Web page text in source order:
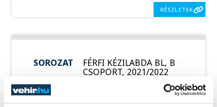
RÉSZLETEK
SOROZAT FÉRFI KÉZILABDA BL, B
CSOPORT, 2021/2022
HAZAI
TELEKOM VESZPRÉM
VENDÉG
IDŐPONT
2021. OKTÓBER 21. 19:45